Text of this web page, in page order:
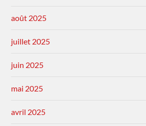
août 2025
juillet 2025
juin 2025
mai 2025
avril 2025